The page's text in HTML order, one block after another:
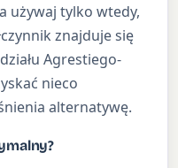
używaj tylko wtedy,
znajduje się
Agrestiego-
nieco
alternatywę.